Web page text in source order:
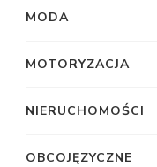
MODA
MOTORYZACJA
NIERUCHOMOŚCI
OBCOJĘZYCZNE